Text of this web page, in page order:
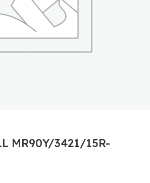
MR90Y/3421/15R-